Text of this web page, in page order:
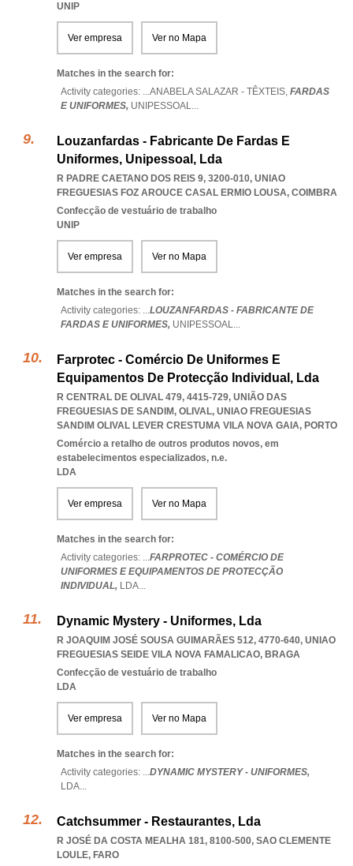
UNIP
Ver empresa Ver no Mapa
Matches in the search for:
Activity categories: ...ANABELA SALAZAR - TÊXTEIS, FARDAS
E UNIFORMES, UNIPESSOAL...
Louzanfardas - Fabricante De Fardas E
Uniformes, Unipessoal, Lda
R PADRE CAETANO DOS REIS 9, 3200-010, UNIAO
FREGUESIAS FOZ AROUCE CASAL ERMIO LOUSA, COIMBRA
Confecção de vestuário de trabalho
UNIP
Ver empresa Ver no Mapa
Matches in the search for:
Activity categories: ...LOUZANFARDAS - FABRICANTE DE
FARDAS E UNIFORMES, UNIPESSOAL...
Farprotec - Comércio De Uniformes E
Equipamentos De Protecção Individual, Lda
R CENTRAL DE OLIVAL 479, 4415-729, UNIÃO DAS
FREGUESIAS DE SANDIM, OLIVAL, UNIAO FREGUESIAS
SANDIM OLIVAL LEVER CRESTUMA VILA NOVA GAIA, PORTO
Comércio a retalho de outros produtos novos, em
estabelecimentos especializados, n.e.
LDA
Ver empresa Ver no Mapa
Matches in the search for:
Activity categories: ...FARPROTEC - COMÉRCIO DE
UNIFORMES E EQUIPAMENTOS DE PROTECÇÃO
INDIVIDUAL, LDA...
Dynamic Mystery - Uniformes, Lda
R JOAQUIM JOSÉ SOUSA GUIMARÃES 512, 4770-640, UNIAO
FREGUESIAS SEIDE VILA NOVA FAMALICAO, BRAGA
Confecção de vestuário de trabalho
LDA
Ver empresa Ver no Mapa
Matches in the search for:
Activity categories: ...DYNAMIC MYSTERY - UNIFORMES,
LDA...
Catchsummer - Restaurantes, Lda
R JOSÉ DA COSTA MEALHA 181, 8100-500, SAO CLEMENTE
LOULE, FARO